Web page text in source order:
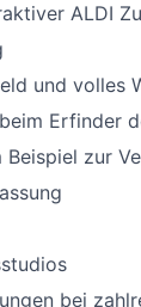
ALDI
und volles
Erfinder
zur
bei